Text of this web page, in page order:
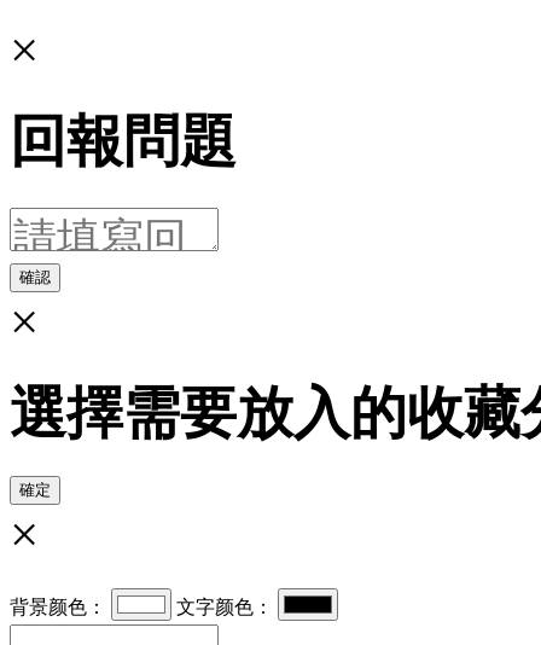
×
回報問題
確認
×
選擇需要放入的收藏
確定
×
背景颜色： 文字颜色：